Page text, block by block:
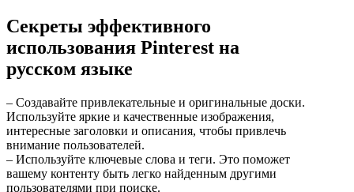
Секреты эффективного
использования Pinterest на
русском языке
– Создавайте привлекательные и оригинальные доски.
Используйте яркие и качественные изображения,
интересные заголовки и описания, чтобы привлечь
внимание пользователей.
– Используйте ключевые слова и теги. Это поможет
вашему контенту быть легко найденным другими
пользователями при поиске.